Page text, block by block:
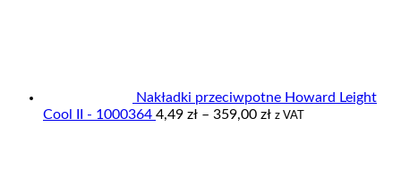
Nakładki przeciwpotne Howard Leight
Cool II - 1000364 4,49 zł – 359,00 złZakres
z VAT